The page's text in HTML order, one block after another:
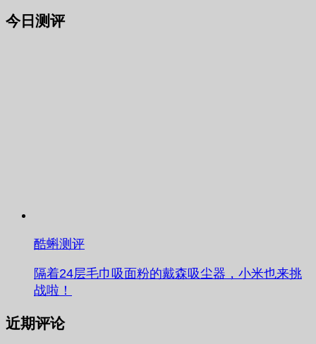
今日测评
酷蝌测评
隔着24层毛巾吸面粉的戴森吸尘器，小米也来挑
战啦！
近期评论